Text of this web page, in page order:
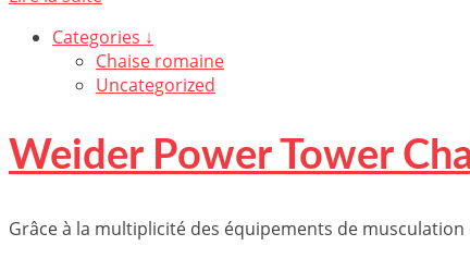
Categories ↓
Chaise romaine
Uncategorized
Weider Power Tower
Grâce à la multiplicité des équipements de musculation